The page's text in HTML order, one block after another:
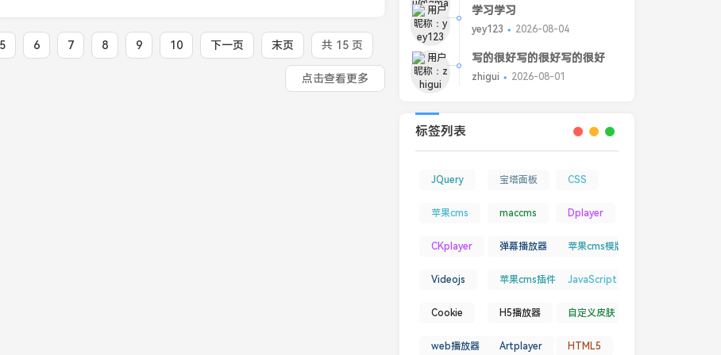
5 6 7 8 9 10 下一页 末页 共 15 页
点击查看更多
学习学习
yey123 2026-08-04
写的很好写的很好写的很好
zhigui 2026-08-01
标签列表
JQuery 宝塔面板 CSS
苹果cms maccms Dplayer
CKplayer 弹幕播放器 苹果cms模版
Videojs 苹果cms插件 JavaScript
Cookie H5播放器 自定义皮肤
web播放器 Artplayer HTML5